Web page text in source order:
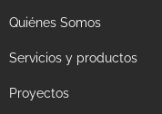
Quiénes Somos
Servicios y productos
Proyectos